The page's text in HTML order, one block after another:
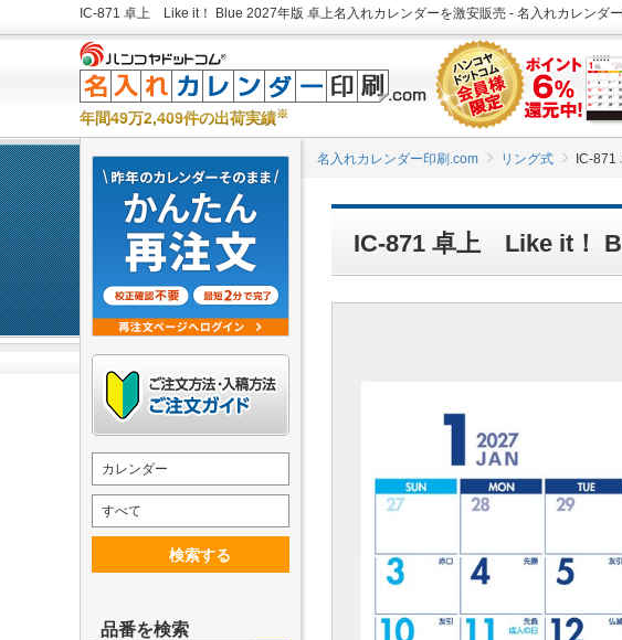
IC-871 卓上 Like it！ Blue 2027年版 卓上名入れカレンダーを激安販売 - 名入れカレンダ
年間49万2,409件の出荷実績※
名入れカレンダー印刷.com リング式 IC-
IC-871 卓上 Like it！
カレンダー
すべて
検索する
品番を検索